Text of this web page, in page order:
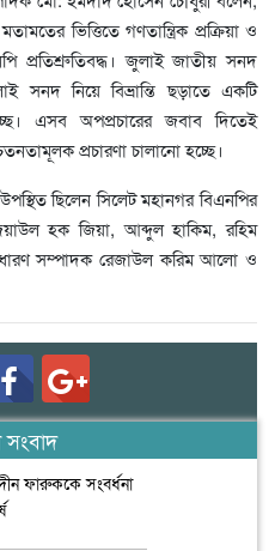
ভিত্তিতে গণতান্ত্রিক প্রক্রিয়া ও
প্রতিশ্রুতিবদ্ধ। জুলাই জাতীয় সনদ
সনদ নিয়ে বিভ্রান্তি ছড়াতে একটি
এসব অপপ্রচারের জবাব দিতেই
প্রচারণা চালানো হচ্ছে।
ছিলেন সিলেট মহানগর বিএনপির
হক জিয়া, আব্দুল হাকিম, রহিম
সম্পাদক রেজাউল করিম আলো ও
ফারুককে সংবর্ধনা